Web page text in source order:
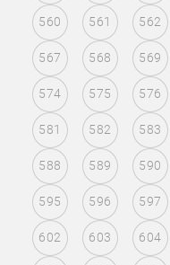
560 561 562
567 568 569
574 575 576
581 582 583
588 589 590
595 596 597
602 603 604